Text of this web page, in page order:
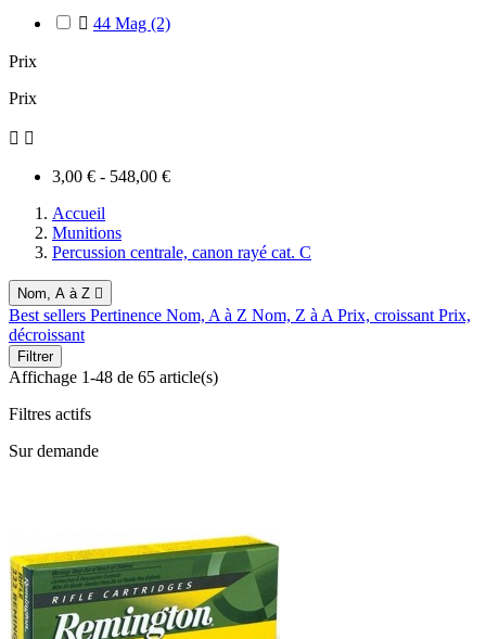
 44 Mag (2)
Prix
Prix
 
3,00 € - 548,00 €
Accueil
Munitions
Percussion centrale, canon rayé cat. C
Nom, A à Z 
Best sellers Pertinence Nom, A à Z Nom, Z à A Prix, croissant Prix,
décroissant
Filtrer
Affichage 1-48 de 65 article(s)
Filtres actifs
Sur demande